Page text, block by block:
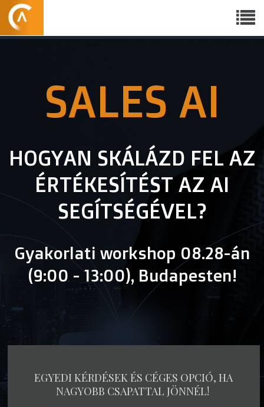
SALES AI
HOGYAN SKÁLÁZD FEL AZ
ÉRTÉKESÍTÉST AZ AI
SEGÍTSÉGÉVEL?
Gyakorlati workshop 08.28-án
(9:00 - 13:00), Budapesten!
EGYEDI KÉRDÉSEK ÉS CÉGES OPCIÓ, HA
NAGYOBB CSAPATTAL JÖNNÉL!